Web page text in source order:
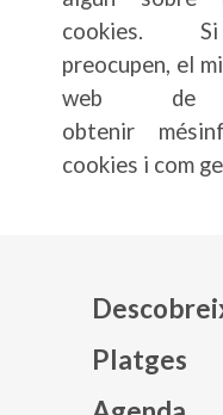
cookies.
preocupen, el
web
obtenir
cookies i com
Platges